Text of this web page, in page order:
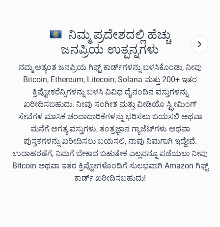
ನಿಮ್ಮ ಪ್ರದೇಶದಲ್ಲಿ ಹೆಚ್ಚು
ಜನಪ್ರಿಯ ಉತ್ಪನ್ನಗಳು
ನಮ್ಮ ಅತ್ಯಂತ ಜನಪ್ರಿಯ ಗಿಫ್ಟ್ ಕಾರ್ಡ್‌ಗಳನ್ನು ಬಳಸಿಕೊಂಡು, ನೀವು
Bitcoin, Ethereum, Litecoin, Solana ಮತ್ತು 200+ ಇತರ
ಕ್ರಿಪ್ಟೋಕರೆನ್ಸಿಗಳನ್ನು ಬಳಸಿ ವಿವಿಧ ದೈನಂದಿನ ವಸ್ತುಗಳನ್ನು
ಖರೀದಿಸಬಹುದು. ನೀವು ಸಂಗೀತ ಮತ್ತು ವೀಡಿಯೊ ಸ್ಟ್ರೀಮಿಂಗ್
ಸೇವೆಗಳ ಮಾಸಿಕ ಚಂದಾದಾರಿಕೆಗಳನ್ನು ಭರಿಸಲು ಬಯಸಲಿ ಅಥವಾ
ಮನೆಗೆ ಅಗತ್ಯ ವಸ್ತುಗಳು, ತಂತ್ರಜ್ಞಾನ ಗ್ಯಾಜೆಟ್‌ಗಳು ಅಥವಾ
ಪುಸ್ತಕಗಳನ್ನು ಖರೀದಿಸಲು ಬಯಸಲಿ, ನಾವು ನಿಮಗಾಗಿ ಇದ್ದೇವೆ.
ಉದಾಹರಣೆಗೆ, ನಿಮಗೆ ಬೇಕಾದ ಬಹುತೇಕ ಎಲ್ಲವನ್ನೂ ಪಡೆಯಲು ನೀವು
Bitcoin ಅಥವಾ ಇತರ ಕ್ರಿಪ್ಟೋಗಳೊಂದಿಗೆ ಸುಲಭವಾಗಿ Amazon ಗಿಫ್ಟ್
ಕಾರ್ಡ್ ಖರೀದಿಸಬಹುದು!